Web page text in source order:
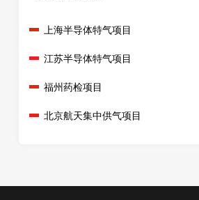
上海半导体特气项目
江苏半导体特气项目
福州药检项目
北京航天集中供气项目